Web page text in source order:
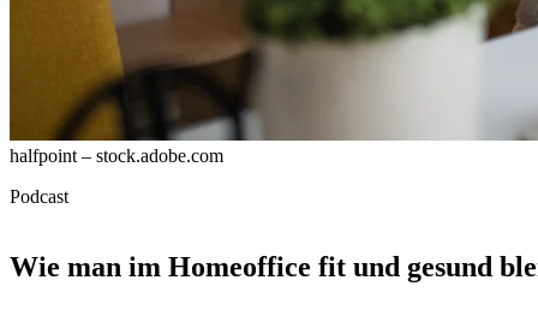
halfpoint – stock.adobe.com
Podcast
Wie man im Homeoffice fit und gesund